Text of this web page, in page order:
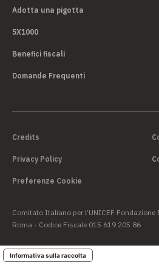
Adotta una pigotta
5X1000
Benefici fiscali
Domande Frequenti
Credits
Privacy Policy
Preferenze Cookie
Comitato Italiano per l’UNICEF Fondazione
Roma - Codice Fiscale 015 619 205 86
Informativa sulla raccolta